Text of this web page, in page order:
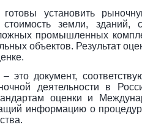
установить
стоимость земли, зданий,
промышленных
объектов. Результат
это документ,
деятельности в
оценки и
информацию о